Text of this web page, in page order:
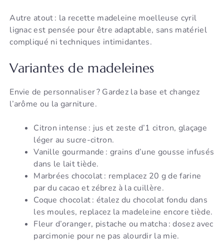
Autre atout : la recette madeleine moelleuse cyril
lignac est pensée pour être adaptable, sans matériel
compliqué ni techniques intimidantes.
Variantes de madeleines
Envie de personnaliser ? Gardez la base et changez
l’arôme ou la garniture.
Citron intense : jus et zeste d’1 citron, glaçage
léger au sucre-citron.
Vanille gourmande : grains d’une gousse infusés
dans le lait tiède.
Marbrées chocolat : remplacez 20 g de farine
par du cacao et zébrez à la cuillère.
Coque chocolat : étalez du chocolat fondu dans
les moules, replacez la madeleine encore tiède.
Fleur d’oranger, pistache ou matcha : dosez avec
parcimonie pour ne pas alourdir la mie.